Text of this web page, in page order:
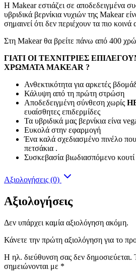
Η Makear εστιάζει σε αποδεδειγμένα
υβριδικά βερνίκια νυχιών της Makear
σημαινεί ότι δεν περιέχουν τα πιο
Στη Makear θα βρείτε πάνω από 400
ΓΙΑΤΙ ΟΙ ΤΕΧΝΙΤΡΙΕΣ
ΧΡΩΜΑΤΑ MAKEAR ?
Ανθεκτικότητα για αρκετές
Κάλυψη από τη πρώτη στρώση
Αποδεδειγμένη σύνθεση χωρίς
ευαίσθητες επιδερμίδες
Τα υβριδικά μας βερνίκια είνα
Ευκολά στην εφαρμογή
Ένα καλά σχεδιασμένο πινέλο
πετσάκια .
Συσκεβασία βιωδιασπόμενο κουτί
Αξιολογήσεις (0)
Αξιολογήσεις
Δεν υπάρχει καμία αξιολόγηση ακόμη.
Κάνετε την πρώτη αξιολόγηση για το
Η ηλ. διεύθυνση σας δεν δημοσιεύεται.
σημειώνονται με *